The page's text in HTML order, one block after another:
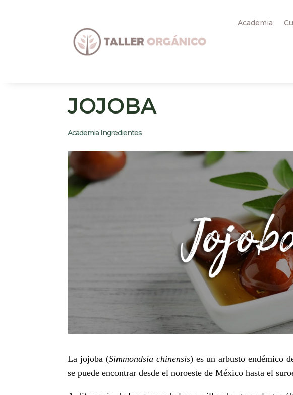
Academia
JOJOBA
Academia Ingredientes
La jojoba (Simmondsia chinensis) es un arbusto endémico
se puede encontrar desde el noroeste de México hasta el